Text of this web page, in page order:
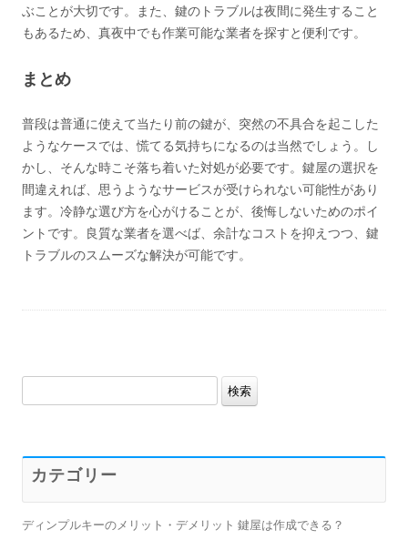
ぶことが大切です。また、鍵のトラブルは夜間に発生すること
もあるため、真夜中でも作業可能な業者を探すと便利です。
まとめ
普段は普通に使えて当たり前の鍵が、突然の不具合を起こした
ようなケースでは、慌てる気持ちになるのは当然でしょう。し
かし、そんな時こそ落ち着いた対処が必要です。鍵屋の選択を
間違えれば、思うようなサービスが受けられない可能性があり
ます。冷静な選び方を心がけることが、後悔しないためのポイ
ントです。良質な業者を選べば、余計なコストを抑えつつ、鍵
トラブルのスムーズな解決が可能です。
索:
カテゴリー
ディンプルキーのメリット・デメリット 鍵屋は作成できる？